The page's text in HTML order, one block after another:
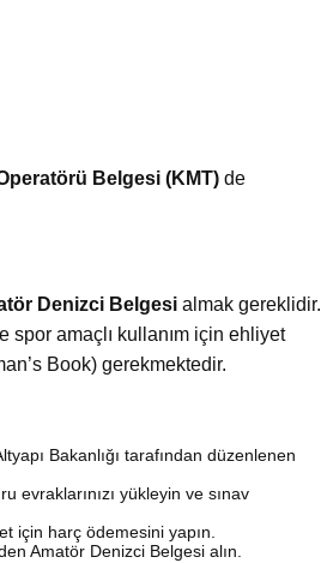
Belgesi (KMT) de
Denizci Belgesi almak gereklidir.
spor amaçlı kullanım için ehliyet
Book) gerekmektedir.
Bakanlığı tarafından düzenlenen
evraklarınızı yükleyin ve sınav
için harç ödemesini yapın.
Amatör Denizci Belgesi alın.